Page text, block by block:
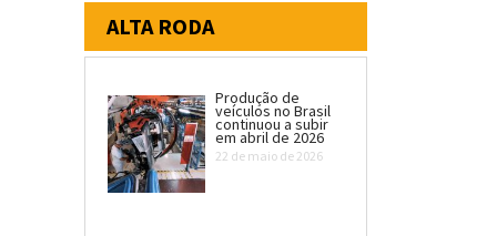
ALTA RODA
Produção de
veículos no Brasil
continuou a subir
em abril de 2026
22 de maio de 2026